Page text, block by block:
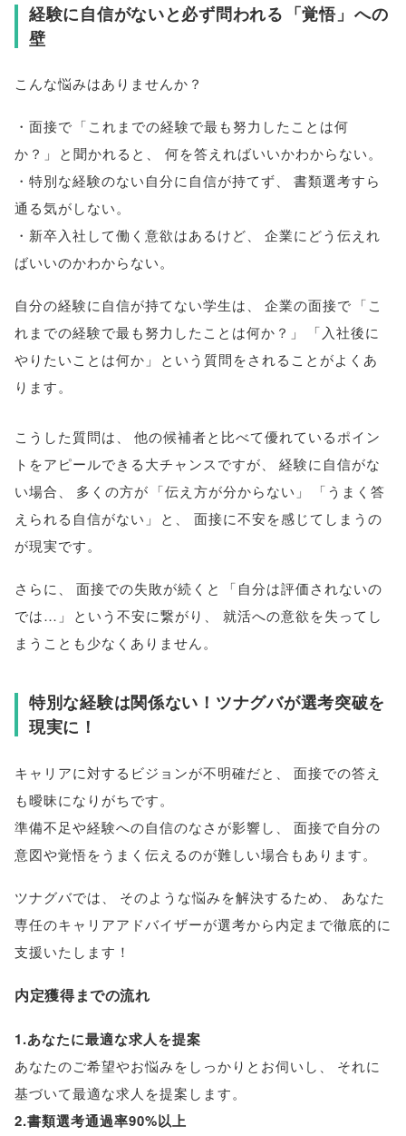
経験に自信がないと必ず問われる 「覚悟」 への
壁
こんな悩みはありませんか？
・面接で 「これまでの経験で最も努力したことは何
か？ 」 と聞かれると 、 何を答えればいいかわからない。
・特別な経験のない自分に自信が持てず、
書類選考すら
通る気がしない。
・新卒入社して働く意欲はあるけど、
企業にどう伝えれ
ばいいのかわからない。
自分の経験に自信が持てない学生は、 企業の面接で 「こ
れまでの経験で最も努力したことは何か？ 」 「入社後に
やりたいことは何か 」
という質問をされることがよくあ
ります。
こうした質問は
他の候補者と比べて優れているポイン
トをアピールできる大チャンスですが
経験に自信がな
い場合
多くの方が 「伝え方が分からない 」 「うまく答
えられる自信がない 」 と
面接に不安を感じてしまうの
が現実です。
さらに 面接での失敗が続くと 「自分は評価されないの
では… 」 という不安に繋がり
就活への意欲を失ってし
まうことも少なくありません。
特別な経験は関係ない！ツナグバが選考突破を
現実に！
キャリアに対するビジョンが不明確だと
面接での答え
も曖昧になりがちです。
準備不足や経験への自信のなさが影響し
面接で自分の
意図や覚悟をうまく伝えるのが難しい場合もあります。
ツナグバでは そのような悩みを解決するため
あなた
専任のキャリアアドバイザーが選考から内定まで徹底的に
支援いたします！
内定獲得までの流れ
1.あなたに最適な求人を提案
あなたのご希望やお悩みをしっかりとお伺いし
それに
基づいて最適な求人を提案します。
2.書類選考通過率90%以上